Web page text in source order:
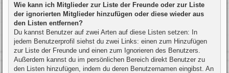
Wie kann ich Mitglieder zur Liste der Freunde oder zur Liste
der ignorierten Mitglieder hinzufügen oder diese wieder aus
den Listen entfernen?
Du kannst Benutzer auf zwei Arten auf diese Listen setzen: In
jedem Benutzerprofil siehst du zwei Links: einen zum Hinzufügen
zur Liste der Freunde und einen zum Ignorieren des Benutzers.
Außerdem kannst du im persönlichen Bereich direkt Benutzer zu
den Listen hinzufügen, indem du deren Benutzernamen eingibst. An